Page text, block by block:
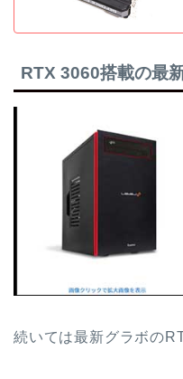
RTX 3060搭載の最
続いては最新グラボの